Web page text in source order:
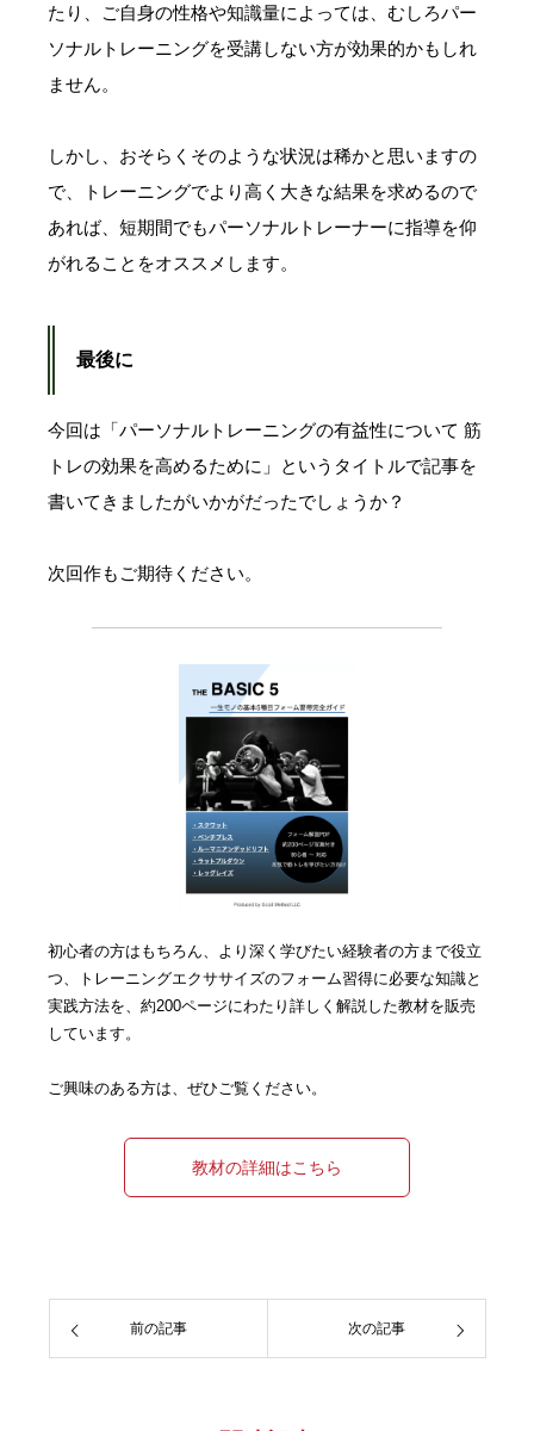
たり、ご自身の性格や知識量によっては、むしろパー
ソナルトレーニングを受講しない方が効果的かもしれ
ません。
しかし、おそらくそのような状況は稀かと思いますの
で、トレーニングでより高く大きな結果を求めるので
あれば、短期間でもパーソナルトレーナーに指導を仰
がれることをオススメします。
最後に
今回は「パーソナルトレーニングの有益性について 筋
トレの効果を高めるために」というタイトルで記事を
書いてきましたがいかがだったでしょうか？
次回作もご期待ください。
初心者の方はもちろん、より深く学びたい経験者の方まで役立
つ、トレーニングエクササイズのフォーム習得に必要な知識と
実践方法を、約200ページにわたり詳しく解説した教材を販売
しています。
ご興味のある方は、ぜひご覧ください。
教材の詳細はこちら
前の記事 次の記事